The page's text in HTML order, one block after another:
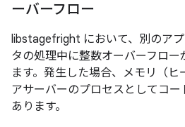
ーバーフロー
libstagefright において、別のア
タの処理中に整数オーバーフロー
ます。発生した場合、メモリ（ヒ
アサーバーのプロセスとしてコ
あります。